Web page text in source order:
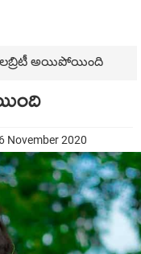
సెలబ్రిటీ అయిపోయింది
November 2020